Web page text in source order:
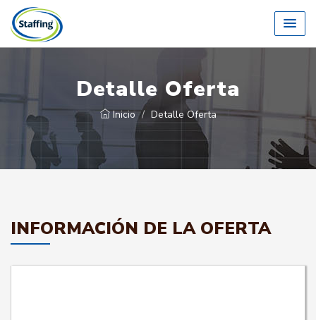
Detalle Oferta
Inicio Detalle Oferta
INFORMACIÓN DE LA OFERTA